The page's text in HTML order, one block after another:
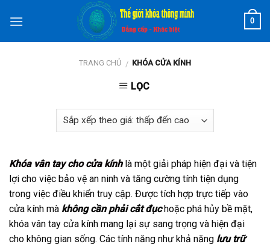
0
TRANG CHỦ / KHÓA CỬA KÍNH
LỌC
Khóa vân tay cho cửa kínhlà một giải pháp hiện đại và tiện
lợi cho việc bảo vệ an ninh và tăng cường tính tiện dụng
trong việc điều khiển truy cập. Được tích hợp trực tiếp vào
cửa kính mà không cần phải cắt đục hoặc phá hủy bề mặt,
khóa vân tay cửa kính mang lại sự sang trọng và hiện đại
cho không gian sống. Các tính năng như khả năng lưu trữ